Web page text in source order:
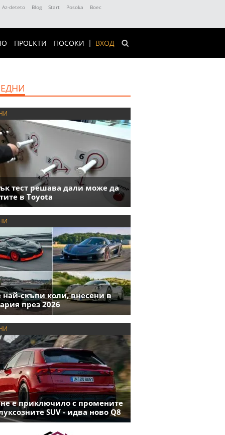
Az-deteto Blog Start Posoka
Boec
ВХОД
ПРОЕКТИ ПОСОКИ
тест решава дали може да
в Toyota
най-скъпи коли, внесени в
през 2026
е приключило с промените
SUV - идва ново Q8